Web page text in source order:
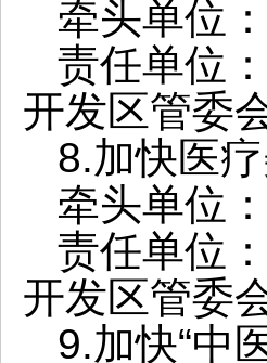
牵头单位
责任单位
开发区管委
8.加快医
牵头单位
责任单位
开发区管委
9.加快“中